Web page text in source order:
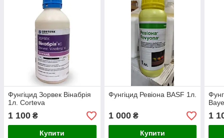
Фунгіцид Зорвек Вінабрія
1л. Corteva
1 100 ₴
Купити
Фунгіцид Ревіона BASF 1л.
1 000₴
Купити
1